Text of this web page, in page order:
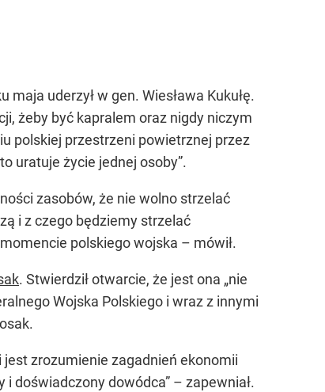
uderzył w gen. Wiesława Kukułę.
żeby być kapralem oraz nigdy niczym
polskiej przestrzeni powietrznej przez
uratuje życie jednej osoby”.
zasobów, że nie wolno strzelać
i z czego będziemy strzelać
polskiego wojska – mówił.
. Stwierdził otwarcie, że jest ona „nie
Wojska Polskiego i wraz z innymi
jest zrozumienie zagadnień ekonomii
doświadczony dowódca” – zapewniał.